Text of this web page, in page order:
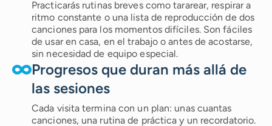
Practicarás rutinas breves como tararear, respirar a
ritmo constante o una lista de reproducción de dos
canciones para los momentos difíciles. Son fáciles
de usar en casa, en el trabajo o antes de acostarse,
sin necesidad de equipo especial.
Progresos que duran más allá de
las sesiones
Cada visita termina con un plan: unas cuantas
canciones, una rutina de práctica y un recordatorio.